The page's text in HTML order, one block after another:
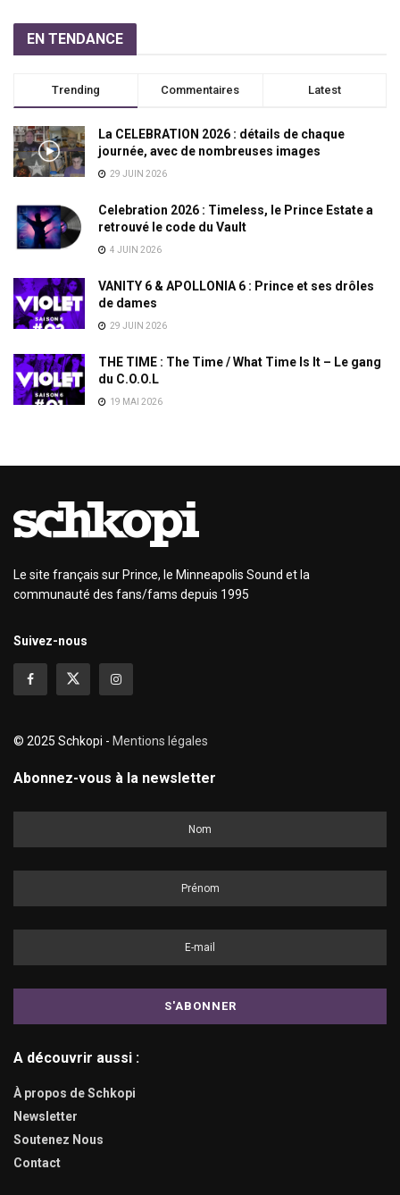
EN TENDANCE
Trending Commentaires Latest
La CELEBRATION 2026 : détails de chaque
journée, avec de nombreuses images
29 JUIN 2026
Celebration 2026 : Timeless, le Prince Estate a
retrouvé le code du Vault
4 JUIN 2026
VANITY 6 & APOLLONIA 6 : Prince et ses drôles
de dames
29 JUIN 2026
THE TIME : The Time / What Time Is It – Le gang
du C.O.O.L
19 MAI 2026
Le site français sur Prince, le Minneapolis Sound et la
communauté des fans/fams depuis 1995
Suivez-nous
© 2025 Schkopi - Mentions légales
Abonnez-vous à la newsletter
A découvrir aussi :
À propos de Schkopi
Newsletter
Soutenez Nous
Contact